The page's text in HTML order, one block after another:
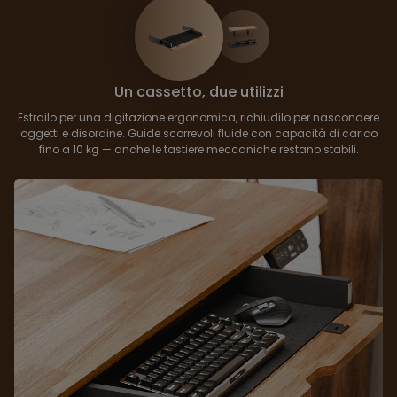
Un cassetto, due utilizzi
Estrailo per una digitazione ergonomica, richiudilo per nascondere
oggetti e disordine. Guide scorrevoli fluide con capacità di carico
fino a 10 kg — anche le tastiere meccaniche restano stabili.